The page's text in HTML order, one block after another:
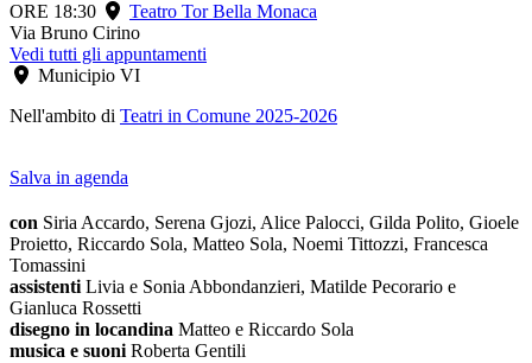
ORE 18:30
Teatro Tor Bella Monaca
Via Bruno Cirino
Vedi tutti gli appuntamenti
Municipio VI
Nell'ambito di Teatri in Comune 2025-2026
Salva in agenda
con Siria Accardo, Serena Gjozi, Alice Palocci, Gilda Polito, Gioele
Proietto, Riccardo Sola, Matteo Sola, Noemi Tittozzi, Francesca
Tomassini
assistenti Livia e Sonia Abbondanzieri, Matilde Pecorario e
Gianluca Rossetti
disegno in locandina Matteo e Riccardo Sola
musica e suoni Roberta Gentili